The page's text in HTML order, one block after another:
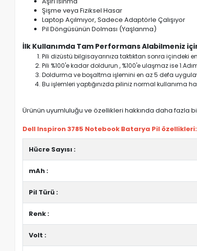
Şişme veya Fiziksel Hasar
Laptop Açılmıyor, Sadece Adaptörle Çalışıyor
Pil Döngüsünün Dolması (Yaşlanma)
İlk Kullanımda Tam Performans Alabilmeniz
Pili dizüstü bilgisayarınıza taktıktan sonra
Pili %100'e kadar doldurun , %100'e ulaşmaz ise
Doldurma ve boşaltma işlemini en az 5 defa
Bu işlemleri yaptığınızda piliniz normal kullanıma
Ürünün uyumluluğu ve özellikleri hakkında daha fazla
Dell Inspiron 3785 Notebook Batarya Pil özellikleri:
Hücre Sayısı :
mAh :
Pil Türü :
Renk :
Volt :